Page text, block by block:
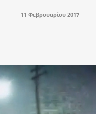
11 Φεβρουαρίου 2017